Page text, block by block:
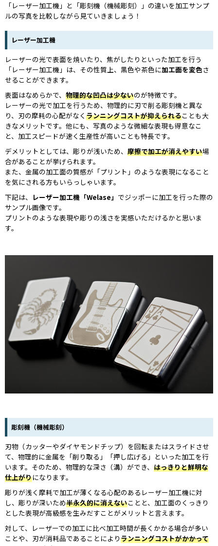
「レーザー加工機」と「彫刻機（機械彫刻）」の違いを加工サンプ
ルの写真を比較しながら見ていきましょう！
レーザー加工機
レーザーの光で表面を焼いたり、焦がしたりといった加工を行う
「レーザー加工機」は、その性質上、黒色や茶色に加工面を変色さ
せることができます。
表面はなめらかで、 物理的な凹凸は少ないのが特徴です。
レーザーの光で加工を行うため、物理的に刃で削る彫刻機と異な
り、刃の摩耗の心配がなく ランニングコストが抑えられることも大
きなメリットです。 他にも、写真のような微細な表現も得意なこ
と、加工スピードが速く生産性が高いことも特長です。
デメリットとしては、彫りが浅いため、 摩擦で加工が消えやすい場
合があることが挙げられます。
また、金属の加工面の質感が「プリント」のような表現になること
を気にされる方もいらっしゃいます。
下記は、 レーザー加工機「Welase」 でジッポーに加工を行った際の
サンプル画像です。
プリントのような表現や彫りの浅さを実感いただけるかと思いま
す。
彫刻機（機械彫刻）
刃物（カッターやダイヤモンドチップ）を回転またはスライドさせ
て、物理的に金属を「削り取る」「押し広げる」といった加工を行
います。そのため、物理的な深さ（溝）ができ、 はっきりと鮮明な
仕上がりになります。
彫りが浅く摩耗で加工が薄くなる心配のあるレーザー加工機に対
し、彫りが深いため半永久的に消えないことと、加工面のくっきり
とした表現が高級感を生みだすことがメリットと言えます。
対して、レーザーでの加工に比べ加工時間が長くかかる場合が多い
ことや、刃が消耗品であることによりランニングコストがかかって